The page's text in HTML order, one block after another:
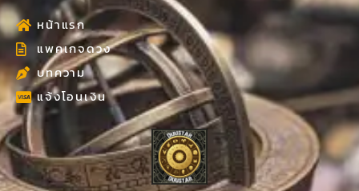
หน้าแรก
แพคเกจดวง
บทความ
แจ้งโอนเงิน